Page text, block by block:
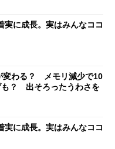
実に成長。実はみんなココ
変わる？ メモリ減少で10
も？ 出そろったうわさを
実に成長。実はみんなココ